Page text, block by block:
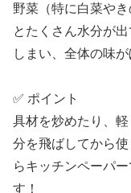
野菜（特に白菜や
とたくさん水分が
しまい、全体の味
✅ ポイント
具材を炒めたり、
分を飛ばしてから
らキッチンペーパ
す！